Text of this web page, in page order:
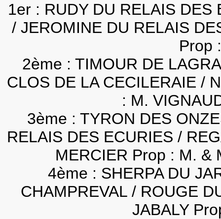
1er : RUDY DU RELAIS DES
/ JEROMINE DU RELAIS
Prop
2ème : TIMOUR DE
CLOS DE LA CECILERAIE /
: M.
3ème : TYRON DES
RELAIS DES ECURIES /
MERCIER Prop : M. &
4ème : SHERPA DU
CHAMPREVAL / ROUGE
JABALY